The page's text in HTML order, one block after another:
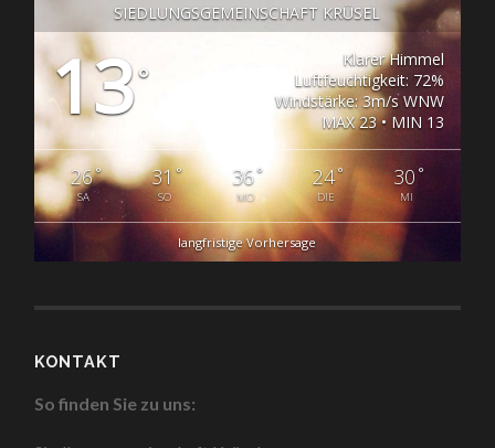
SIEDLUNGSGEMEINSCHAFT KRÜSEL
13°
Klarer Himmel
Luftfeuchtigkeit: 72%
Windstärke: 3m/s WNW
MAX 23 • MIN 13
26°
SA
31°
SO
36°
MO
24°
DIE
30 °
MI
langfristige Vorhersage
KONTAKT
So finden Sie zu uns: